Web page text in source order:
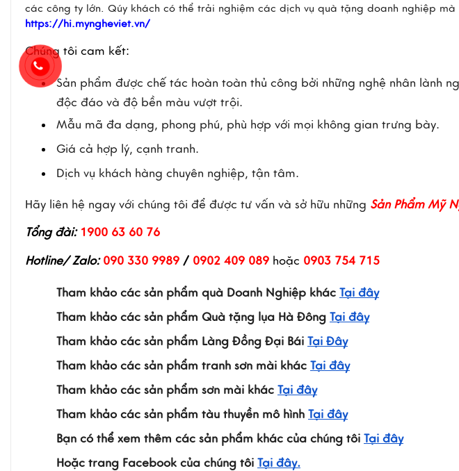
các công ty lớn. Qúy khách có thể trải nghiệm các dịch vụ quà tặng doanh nghiệp
https://hi.myngheviet.vn/
Chúng tôi cam kết:
Sản phẩm được chế tác hoàn toàn thủ công bởi những nghệ nhân lành
độc đáo và độ bền màu vượt trội.
Mẫu mã đa dạng, phong phú, phù hợp với mọi không gian trưng bày.
Giá cả hợp lý, cạnh tranh.
Dịch vụ khách hàng chuyên nghiệp, tận tâm.
Hãy liên hệ ngay với chúng tôi để được tư vấn và sở hữu những Sản Phẩm Mỹ
Tổng đài: 1900 63 60 76
Hotline/ Zalo: 090 330 9989 / 0902 409 089 hoặc 0903 754 715
Tham khảo các sản phẩm quà Doanh Nghiệp khác Tại đây
Tham khảo các sản phẩm Quà tặng lụa Hà Đông Tại đây
Tham khảo các sản phẩm Làng Đồng Đại Bái Tại Đây
Tham khảo các sản phẩm tranh sơn mài khác Tại đây
Tham khảo các sản phẩm sơn mài khác Tại đây
Tham khảo các sản phẩm tàu thuyền mô hình Tại đây
Bạn có thể xem thêm các sản phẩm khác của chúng tôi Tại đây
Hoặc trang Facebook của chúng tôi Tại đây.